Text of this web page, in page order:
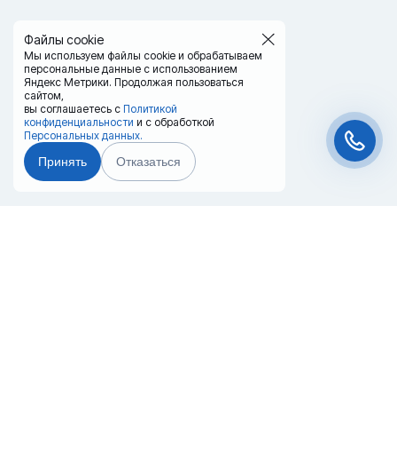
Файлы cookie
Мы используем файлы cookie и обрабатываем
персональные данные с использованием
Яндекс Метрики. Продолжая пользоваться
сайтом,
вы соглашаетесь с Политикой
конфиденциальности и с обработкой
Персональных данных.
Принять Отказаться